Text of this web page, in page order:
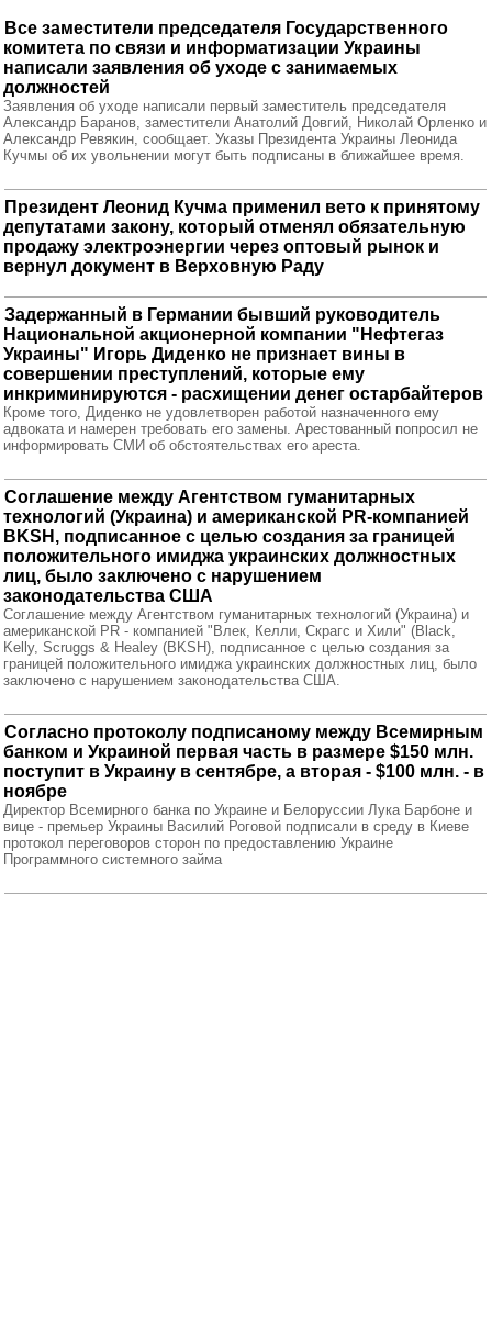
Все заместители председателя Государственного
комитета по связи и информатизации Украины
написали заявления об уходе с занимаемых
должностей
Заявления об уходе написали первый заместитель председателя
Александр Баранов, заместители Анатолий Довгий, Николай Орленко и
Александр Ревякин, сообщает. Указы Президента Украины Леонида
Кучмы об их увольнении могут быть подписаны в ближайшее время.
Президент Леонид Кучма применил вето к принятому
депутатами закону, который отменял обязательную
продажу электроэнергии через оптовый рынок и
вернул документ в Верховную Раду
Задержанный в Германии бывший руководитель
Национальной акционерной компании "Нефтегаз
Украины" Игорь Диденко не признает вины в
совершении преступлений, которые ему
инкриминируются - расхищении денег остарбайтеров
Кроме того, Диденко не удовлетворен работой назначенного ему
адвоката и намерен требовать его замены. Арестованный попросил не
информировать СМИ об обстоятельствах его ареста.
Соглашение между Агентством гуманитарных
технологий (Украина) и американской РR-компанией
BKSH, подписанное с целью создания за границей
положительного имиджа украинских должностных
лиц, было заключено с нарушением
законодательства США
Соглашение между Агентством гуманитарных технологий (Украина) и
американской РR - компанией "Влек, Келли, Скрагс и Хили" (Black,
Kelly, Scruggs & Healey (BKSH), подписанное с целью создания за
границей положительного имиджа украинских должностных лиц, было
заключено с нарушением законодательства США.
Согласно протоколу подписаному между Всемирным
банком и Украиной первая часть в размере $150 млн.
поступит в Украину в сентябре, а вторая - $100 млн. - в
ноябре
Директор Всемирного банка по Украине и Белоруссии Лука Барбоне и
вице - премьер Украины Василий Роговой подписали в среду в Киеве
протокол переговоров сторон по предоставлению Украине
Программного системного займа